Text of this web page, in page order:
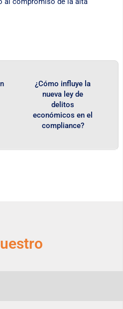
¿Cómo influye la
nueva ley de
delitos
económicos en el
compliance?